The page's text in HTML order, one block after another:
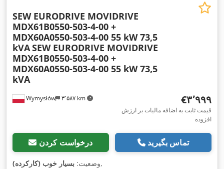
Wymysłów ۳٬۵۸۷ km
SEW EURODRIVE MOVIDRIVE
MDX61B0550-503-4-00 +
MDX60A0550-503-4-00 55 kW 73,5
kVASEW EURODRIVE MOVIDRIVE
MDX61B0550-503-4-00 +
MDX60A0550-503-4-00 55 kW 73,5
kVA
‎€۳٬۹۹۹
قیمت ثابت به اضافه مالیات بر ارزش
افزوده
درخواست کردن تماس بگیرید
وضعیت: بسیار خوب (کارکرده) ,